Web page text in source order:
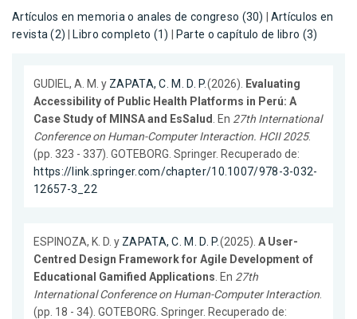
Artículos en memoria o anales de congreso (30)
Artículos en
revista (2)
Libro completo (1) Parte o capítulo de libro (3)
GUDIEL, A. M. y ZAPATA, C. M. D. P.(2026).
Evaluating
Accessibility of Public Health Platforms in Perú: A
Case Study of MINSA and EsSalud
. En 27th International
Conference on Human-Computer Interaction. HCII 2025.
(pp. 323 - 337). GOTEBORG. Springer. Recuperado de:
https://link.springer.com/chapter/10.1007/978-3-032-
12657-3_22
ESPINOZA, K. D. y ZAPATA, C. M. D. P.(2025). A User-
Centred Design Framework for Agile Development of
Educational Gamified Applications . En 27th
International Conference on Human-Computer Interaction
(pp. 18 - 34). GOTEBORG. Springer. Recuperado de: